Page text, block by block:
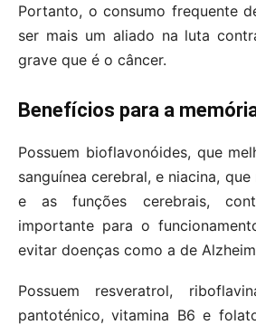
Portanto, o consumo frequente
ser mais um aliado na luta
grave que é o câncer.
Benefícios para a
Possuem bioflavonóides, que
sanguínea cerebral, e niacina,
e as funções cerebrais,
importante para o
evitar doenças como a de
Possuem resveratrol,
pantoténico, vitamina B6 e